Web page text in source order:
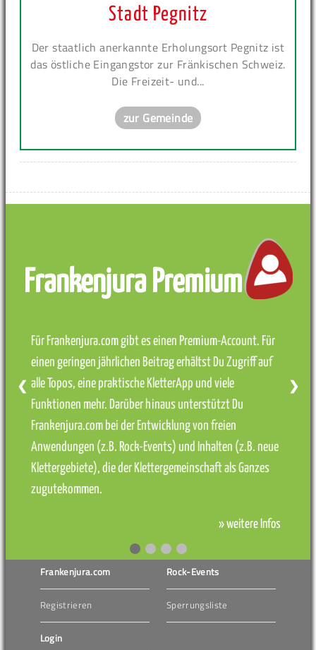
Stadt Pegnitz
Der staatlich anerkannte Erholungsort Pegnitz ist
das östliche Eingangstor zur Fränkischen Schweiz.
Die Freizeit- und...
zur Gemeinde
Frankenjura Premium
Für Frankenjura.com gibt es einen Premium-Account. Für
einen geringen jährlichen Beitrag erhältst Du Zugriff auf
alle Topos, eine praktische KletterApp und viele
Funktionen mehr. Darüber hinaus unterstützt Du
Frankenjura.com bei der Entwicklung von freien
Anwendungen (z.B. Rock-Events) und Inhalten (z.B. neue
Klettergebiete), die der Klettergemeinschaft als Ganzes
zugutekommen.
» weitere Infos
❮ ❯
Frankenjura.com
Registrieren
Login
Rock-Events
Sperrungsliste